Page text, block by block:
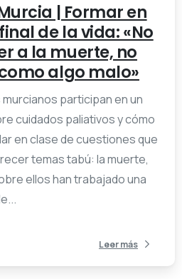
| Formar en
de la vida: «No
a la muerte, no
algo malo»
participan en un
cuidados paliativos y cómo
en clase de cuestiones que
temas tabú: la muerte,
ellos han trabajado una
Leer más